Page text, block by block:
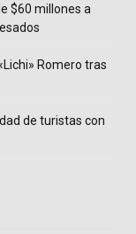
$60 millones a
Romero tras
de turistas con